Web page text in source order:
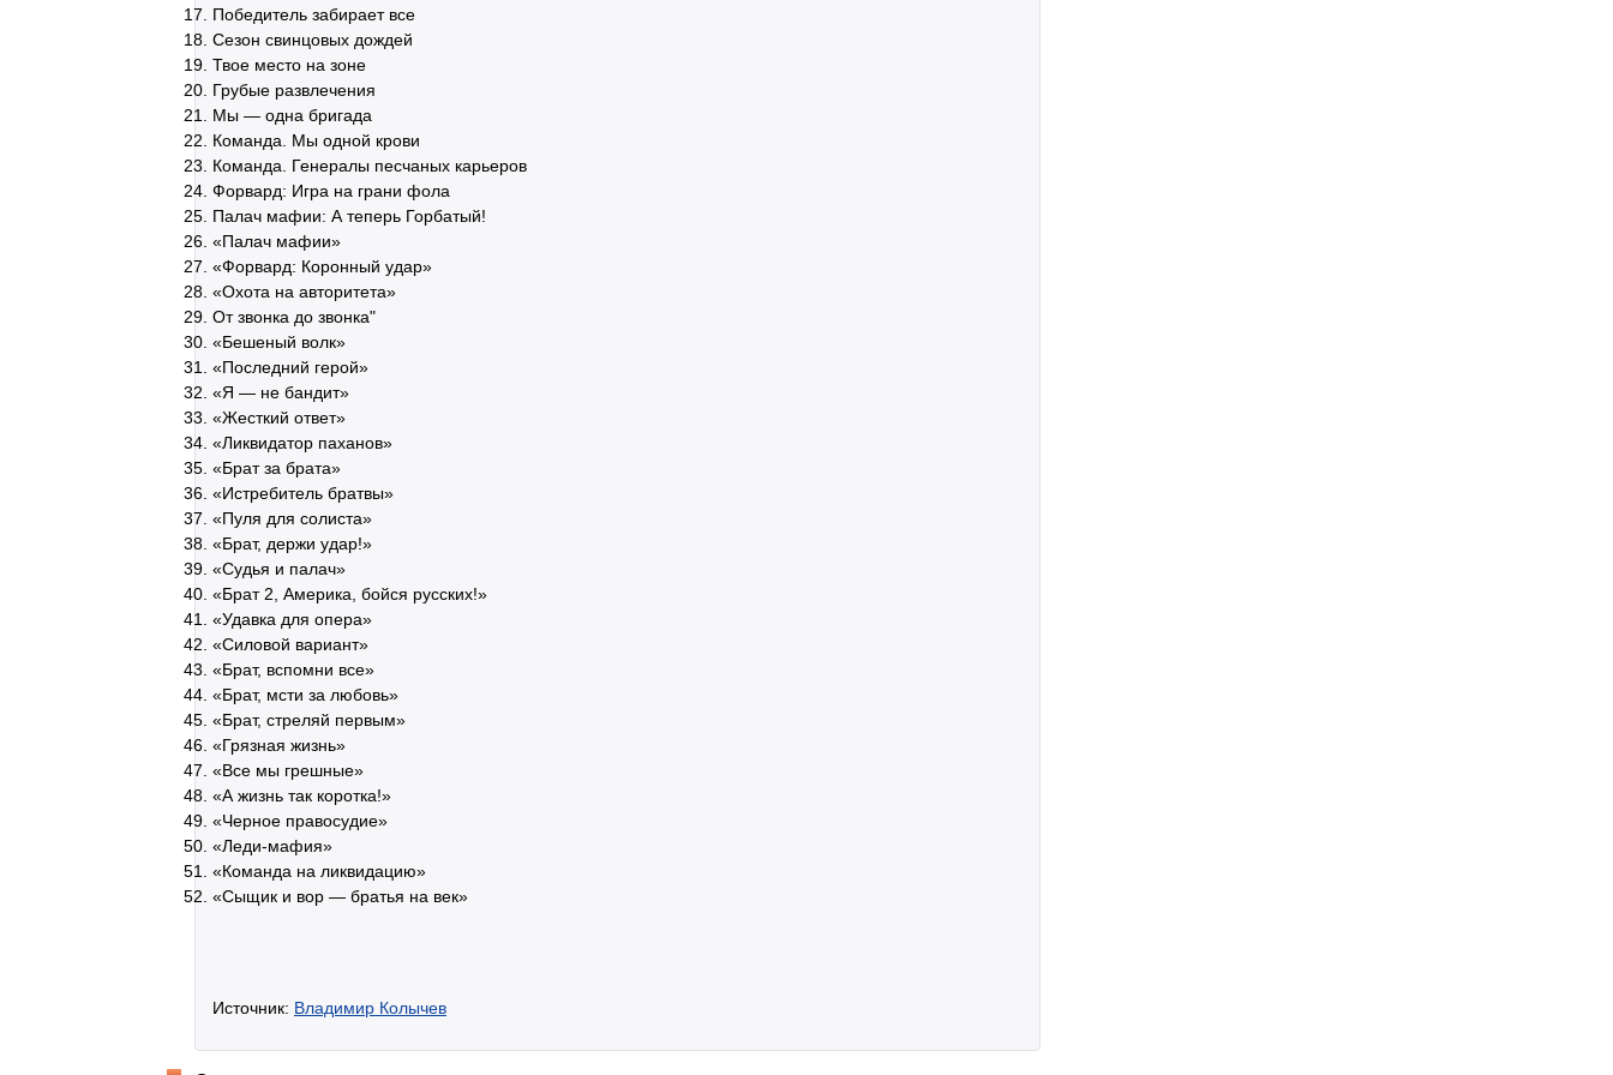
Победитель забирает все
Сезон свинцовых дождей
Твое место на зоне
Грубые развлечения
Мы — одна бригада
Команда. Мы одной крови
Команда. Генералы песчаных карьеров
Форвард: Игра на грани фола
Палач мафии: А теперь Горбатый!
«Палач мафии»
«Форвард: Коронный удар»
«Охота на авторитета»
От звонка до звонка"
«Бешеный волк»
«Последний герой»
«Я — не бандит»
«Жесткий ответ»
«Ликвидатор паханов»
«Брат за брата»
«Истребитель братвы»
«Пуля для солиста»
«Брат, держи удар!»
«Судья и палач»
«Брат 2, Америка, бойся русских!»
«Удавка для опера»
«Силовой вариант»
«Брат, вспомни все»
«Брат, мсти за любовь»
«Брат, стреляй первым»
«Грязная жизнь»
«Все мы грешные»
«А жизнь так коротка!»
«Черное правосудие»
«Леди-мафия»
«Команда на ликвидацию»
«Сыщик и вор — братья на век»
Источник: Владимир Колычев